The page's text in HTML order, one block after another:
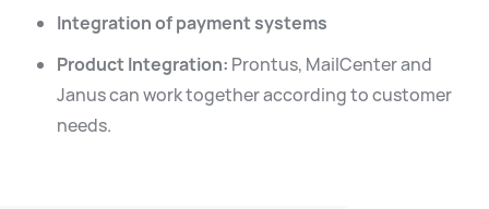
Integration of payment systems
Product Integration: Prontus, MailCenter and
Janus can work together according to customer
needs.